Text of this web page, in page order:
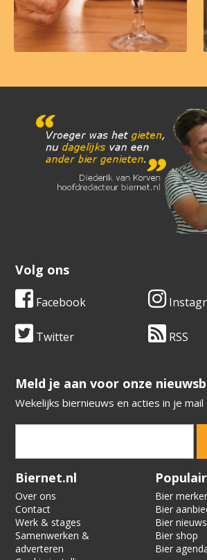
Volg ons
Facebook
Twitter RSS
​​​​​​​Meld je aan voor onze
Wekelijks biernieuws en acties in je mail
Verification code:
Biernet.nl
Over ons
Contact
Werk & stages
Samenwerken &
adverteren
Populair
Bier
Bier
Bier nieuws
Bier shop
Bier